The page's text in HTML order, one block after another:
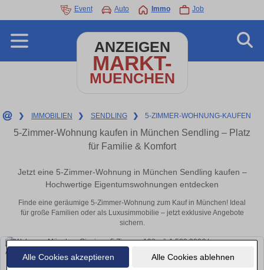
Alle Cookies akzeptieren Alle Cookies ablehnen
Event Auto Immo Job
ANZEIGEN
MARKT-
MUENCHEN
❯ IMMOBILIEN ❯ SENDLING ❯ 5-ZIMMER-WOHNUNG-KAUFEN
5-Zimmer-Wohnung kaufen in München Sendling – Platz
für Familie & Komfort
Jetzt eine 5-Zimmer-Wohnung in München Sendling kaufen –
Hochwertige Eigentumswohnungen entdecken
Finde eine geräumige 5-Zimmer-Wohnung zum Kauf in München! Ideal
für große Familien oder als Luxusimmobilie – jetzt exklusive Angebote
sichern.